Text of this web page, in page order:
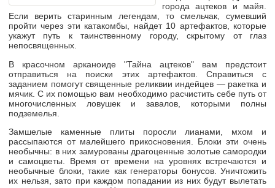
города ацтеков и майя.
Если верить старинным легендам, то смельчак, сумевший
пройти через эти катакомбы, найдет 10 артефактов, которые
укажут путь к таинственному городу, скрытому от глаз
непосвященных.
В красочном арканоиде "Тайна ацтеков" вам предстоит
отправиться на поиски этих артефактов. Справиться с
заданием помогут священные реликвии индейцев — ракетка и
мячик. С их помощью вам необходимо расчистить себе путь от
многочисленных ловушек и завалов, которыми полны
подземелья.
Замшелые каменные плиты поросли лианами, мхом и
рассыпаются от малейшего прикосновения. Блоки эти очень
необычны: в них замурованы драгоценные золотые самородки
и самоцветы. Время от времени на уровнях встречаются и
необычные блоки, такие как генераторы бонусов. Уничтожить
их нельзя, зато при каждом попадании из них будут вылетать